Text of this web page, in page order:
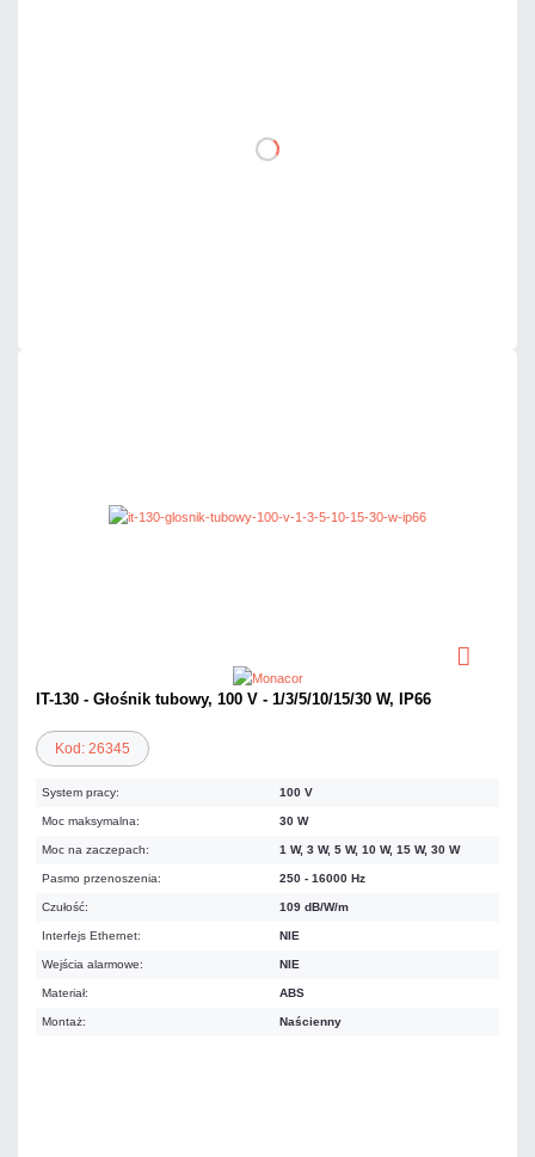
DO KOSZYKA
IT-130 - Głośnik tubowy, 100 V - 1/3/5/10/15/30 W, IP66
Kod: 26345
System pracy: 100 V
Moc maksymalna: 30 W
Moc na zaczepach: 1 W, 3 W, 5 W, 10 W, 15 W, 30 W
Pasmo przenoszenia: 250 - 16000 Hz
Czułość: 109 dB/W/m
Interfejs Ethernet: NIE
Wejścia alarmowe: NIE
Materiał: ABS
Montaż: Naścienny